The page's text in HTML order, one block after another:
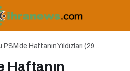
PSM’de Haftanın Yıldızları (29
Haftanın
E-Ticaret Fuarı: WORLDEF